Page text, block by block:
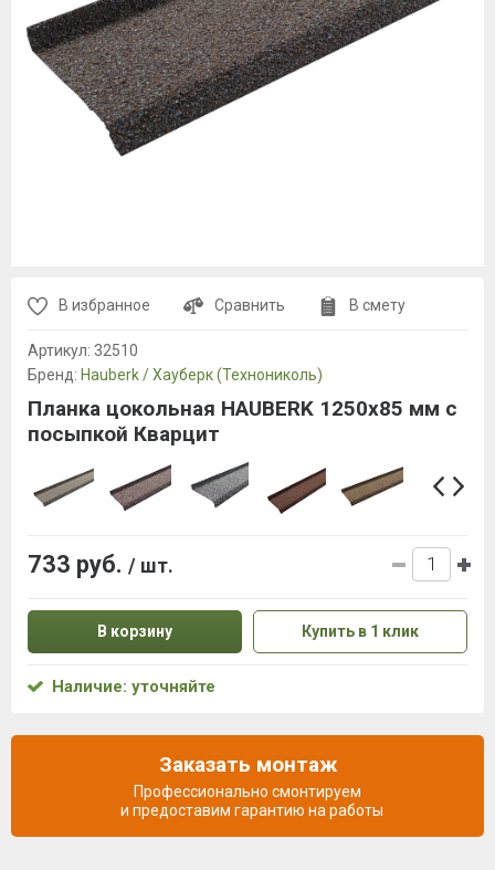
В избранное Сравнить В смету
Артикул: 32510
Бренд: Hauberk / Хауберк (Технониколь)
Планка цокольная HAUBERK 1250х85 мм с
посыпкой Кварцит
733 руб. / шт.
В корзину Купить в 1 клик
Наличие: уточняйте
Заказать монтаж
Профессионально смонтируем
и предоставим гарантию на работы